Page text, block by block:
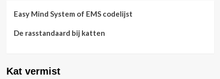
Easy Mind System of EMS codelijst
De rasstandaard bij katten
Kat vermist